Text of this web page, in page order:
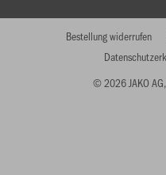
© 2026 JAKO
Bestellung widerrufen